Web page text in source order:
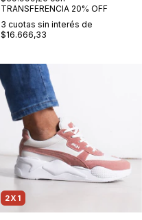
TRANSFERENCIA 20% OFF
3 cuotas sin interés de
$16.666,33
2X1